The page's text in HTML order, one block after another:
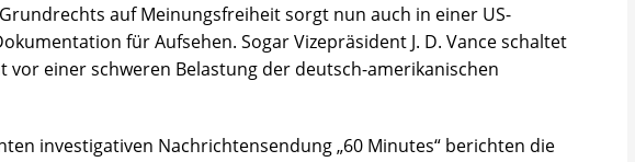
auf Meinungsfreiheit sorgt nun auch in einer US-
für Aufsehen. Sogar Vizepräsident J. D. Vance schaltet
vor einer schweren Belastung der deutsch-amerikanischen
investigativen Nachrichtensendung „60 Minutes“ berichten die